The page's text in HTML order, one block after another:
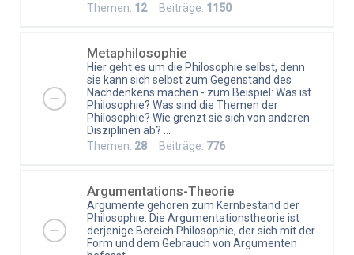
Themen: 12Beiträge: 1150
Metaphilosophie
Hier geht es um die Philosophie selbst, denn
sie kann sich selbst zum Gegenstand des
Nachdenkens machen - zum Beispiel: Was ist
Philosophie? Was sind die Themen der
Philosophie? Wie grenzt sie sich von anderen
Disziplinen ab? ...
Themen: 28 Beiträge: 776
Argumentations-Theorie
Argumente gehören zum Kernbestand der
Philosophie. Die Argumentationstheorie ist
derjenige Bereich Philosophie, der sich mit der
Form und dem Gebrauch von Argumenten